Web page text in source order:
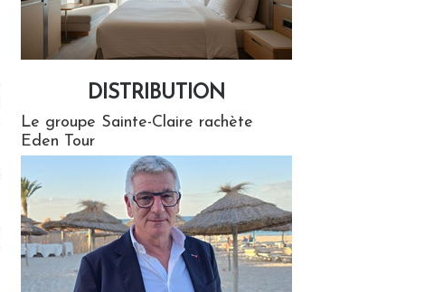
DISTRIBUTION
Le groupe Sainte-Claire rachète
Eden Tour